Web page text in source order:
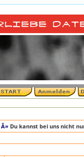
Â» Du kannst bei uns nicht